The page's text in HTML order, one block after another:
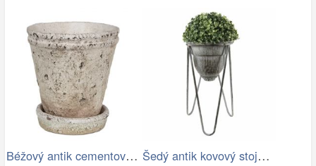
Béžový antik cementový květináč s… Šedý antik kovový stojan na květiny - Ø…